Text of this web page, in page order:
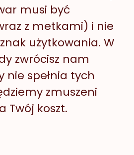
musi być
z metkami) i nie
użytkowania. W
zwrócisz nam
nie spełnia tych
zmuszeni
Twój koszt.